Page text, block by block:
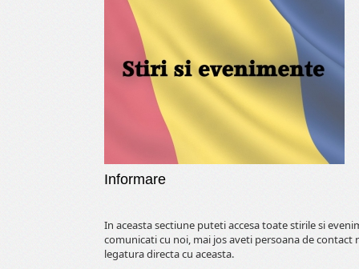
Informare
In aceasta sectiune puteti accesa toate stirile si
comunicati cu noi, mai jos aveti persoana de
legatura directa cu aceasta.